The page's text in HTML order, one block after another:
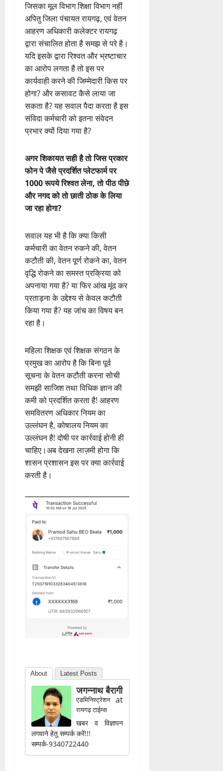
जिसका मूल विभाग शिक्षा विभाग नहीं
अपितु जिला पंचायत रायगढ़, एवं वेतन
आहरण अधिकारी कलेक्टर रायगढ़
द्वारा संचालित होता है समझ से परे है।
यदि इसके द्वारा रिश्वत और भ्रष्टाचार
का आरोप लगता है तो इस पर
कार्यवाही करने की जिम्मेदारी किस पर
होगा? और कसावट कैसे लाया जा
सकता है? यह सवाल पैदा करता है इस
संविदा कर्मचारी को इतना संवेदन
प्रभार क्यों दिया गया है?
अगर शिकायत सही है तो जिस प्रकार
फोन पे जैसे प्रदर्शित प्लेटफार्म पर
1000 रूपये रिश्वत लेना, तो पीठ पीछे
और नगद को तो छाती ठोक के लिया
जा रहा होगा?
सवाल यह भी है कि क्या किसी
कर्मचारी का वेतन रुकने की, वेतन
कटौती की, वेतन पूर्ण रोकने का, वेतन
वृद्धि रोकने का समस्त प्रक्रिया को
अपनाया गया है? या फिर आंख मूंद कर
प्रताड़ना के उद्देश्य से केवल कटौती
किया गया है? यह जांच का विषय बन
रहा है।
महिला शिक्षक एवं शिक्षक संगठन के
प्रमुख का आरोप है कि बिना पूर्व
सूचना के वेतन कटौती करना सोची
समझी साजिश तथा विधिक ज्ञान की
कमी को प्रदर्शित करता है! आहरण
समवितरण अधिकार नियम का
उल्लंघन है, कोषालय नियम का
उल्लंघन है! दोषी पर कार्रवाई होनी ही
चाहिए।अब देखना लाज़मी होगा कि
शासन प्रशासन इस पर क्या कार्रवाई
करती है।
About Latest Posts
जगन्नाथ बैरागी
एडमिनिस्ट्रेशनat
रायगढ़ टाईम्स
खबर व विज्ञापन
लगवाने हेतु सम्पर्क करें!!!
सम्पर्क-9340722440